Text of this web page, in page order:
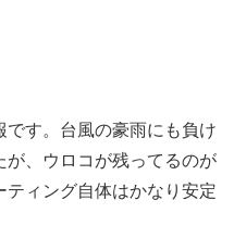
です。台風の豪雨にも負け
が、ウロコが残ってるのが
ィング自体はかなり安定